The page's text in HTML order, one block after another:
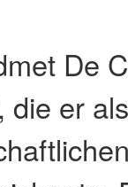
De
er